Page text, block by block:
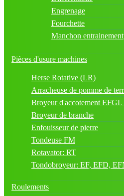
Engrenage
Fourchette
Manchon entrainement
Pièces d'usure machines
Herse Rotative (LR)
Arracheuse de pomme de
Broyeur d'accotement
Broyeur de branche
Enfouisseur de pierre
Tondeuse FM
Rotavator: RT
Tondobroyeur: EF, EFD,
Roulements